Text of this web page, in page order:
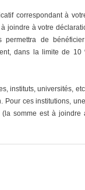
correspondant à
joindre à votre
permettra de
dans la limite de 10
instituts, universités,
Pour ces institutions,
somme est à joindre